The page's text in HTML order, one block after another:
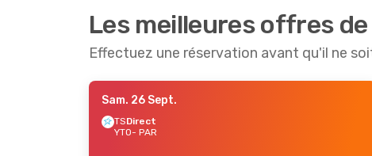
Les meilleures offres
Effectuez une réservation avant qu'il ne
Sam. 26 Sept.
TSDirect
YTO- PAR